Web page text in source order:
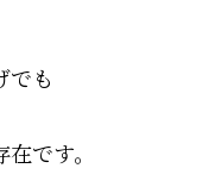
でも
です。